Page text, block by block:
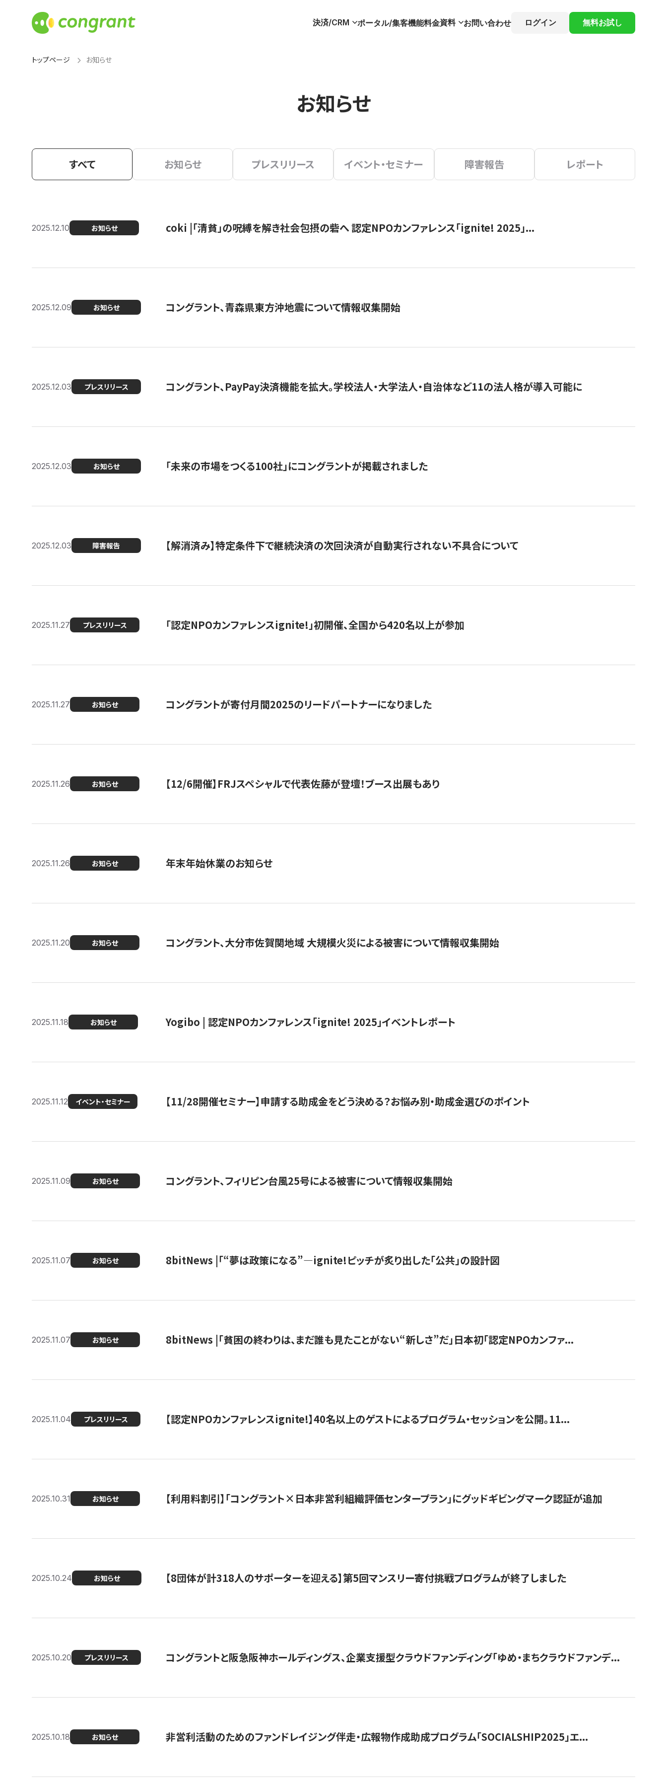
決済/CRM ポータル/集客機能料金資料 お問い合わせ ログイン 無料お試し
トップページ お知らせ
お知らせ
すべて お知らせ プレスリリース イベント・セミナー 障害報告 レポート
2025.12.10 お知らせ coki |「清貧」の呪縛を解き社会包摂の砦へ 認定NPOカンファレンス「ignite! 2025」...
2025.12.09 お知らせ コングラント、青森県東方沖地震について情報収集開始
2025.12.03 プレスリリース コングラント、PayPay決済機能を拡大。学校法人・大学法人・自治体など11の法人格が導入可能に
2025.12.03 お知らせ 「未来の市場をつくる100社」にコングラントが掲載されました
2025.12.03 障害報告 【解消済み】特定条件下で継続決済の次回決済が自動実行されない不具合について
2025.11.27 プレスリリース 「認定NPOカンファレンスignite!」初開催、全国から420名以上が参加
2025.11.27 お知らせ コングラントが寄付月間2025のリードパートナーになりました
2025.11.26 お知らせ 【12/6開催】FRJスペシャルで代表佐藤が登壇！ブース出展もあり
2025.11.26 お知らせ 年末年始休業のお知らせ
2025.11.20 お知らせ コングラント、大分市佐賀関地域 大規模火災による被害について情報収集開始
2025.11.18 お知らせ Yogibo | 認定NPOカンファレンス「ignite! 2025」イベントレポート
2025.11.12 イベント・セミナー 【11/28開催セミナー】申請する助成金をどう決める？お悩み別・助成金選びのポイント
2025.11.09 お知らせ コングラント、フィリピン台風25号による被害について情報収集開始
2025.11.07 お知らせ 8bitNews |「“夢は政策になる”—ignite!ピッチが炙り出した「公共」の設計図
2025.11.07 お知らせ 8bitNews |「貧困の終わりは、まだ誰も見たことがない“新しさ”だ」日本初「認定NPOカンファ...
2025.11.04 プレスリリース 【認定NPOカンファレンスignite!】40名以上のゲストによるプログラム・セッションを公開。11...
2025.10.31 お知らせ 【利用料割引】「コングラント×日本非営利組織評価センタープラン」にグッドギビングマーク認証が追加
2025.10.24 お知らせ 【8団体が計318人のサポーターを迎える】​​第5回マンスリー寄付挑戦プログラムが終了しました
2025.10.20 プレスリリース コングラントと阪急阪神ホールディングス、企業支援型クラウドファンディング「ゆめ・まちクラウドファンデ...
2025.10.18 お知らせ 非営利活動のためのファンドレイジング伴走・広報物作成助成プログラム「SOCIALSHIP2025」エ...